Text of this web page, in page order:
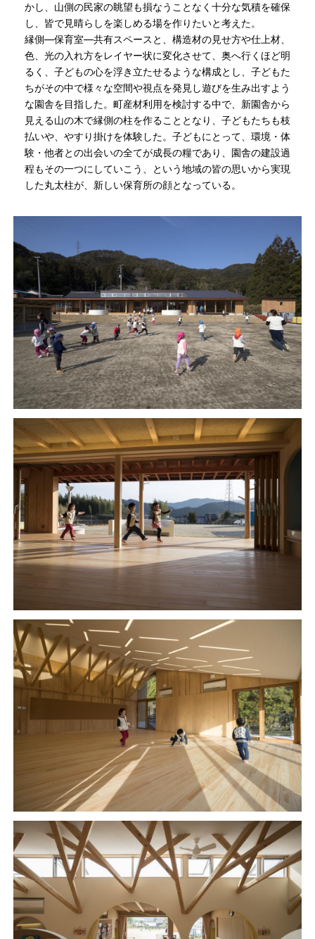
かし、山側の民家の眺望も損なうことなく十分な気積を確保
し、皆で見晴らしを楽しめる場を作りたいと考えた。
縁側―保育室―共有スペースと、構造材の見せ方や仕上材、
色、光の入れ方をレイヤー状に変化させて、奥へ行くほど明
るく、子どもの心を浮き立たせるような構成とし、子どもた
ちがその中で様々な空間や視点を発見し遊びを生み出すよう
な園舎を目指した。町産材利用を検討する中で、新園舎から
見える山の木で縁側の柱を作ることとなり、子どもたちも枝
払いや、やすり掛けを体験した。子どもにとって、環境・体
験・他者との出会いの全てが成長の糧であり、園舎の建設過
程もその一つにしていこう、という地域の皆の思いから実現
した丸太柱が、新しい保育所の顔となっている。